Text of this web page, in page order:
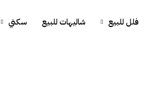
فلل للبيع شاليهات للبيع سكني